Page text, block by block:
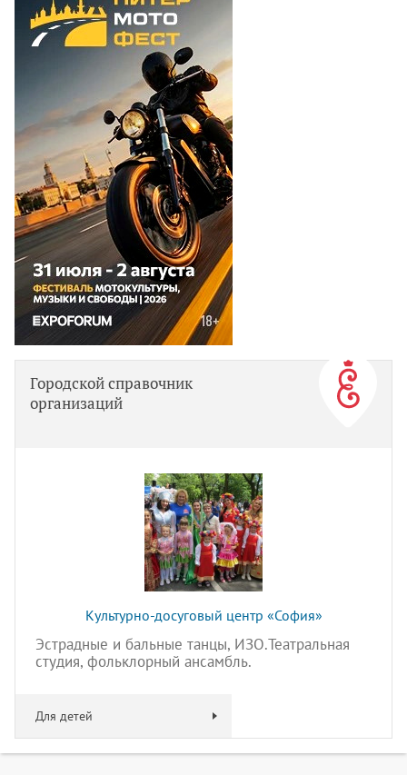
Городской справочник
организаций
Культурно-досуговый центр «София»
Эстрадные и бальные танцы, ИЗО.Театральная
студия, фольклорный ансамбль.
Для детей